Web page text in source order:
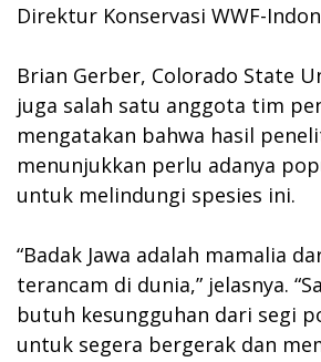
Direktur Konservasi WWF-
Brian Gerber, Colorado State
juga salah satu anggota tim
mengatakan bahwa hasil
menunjukkan perlu adanya
untuk melindungi spesies ini.
“Badak Jawa adalah mamalia
terancam di dunia,” jelasnya.
butuh kesungguhan dari segi
untuk segera bergerak dan